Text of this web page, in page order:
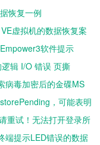
软
能正
的逻辑 I/O 错
裂…….错误
号: 824″的数
据库
恢复一例
虚拟机的数据恢复案
软件提示
辑 I/O 错误 页撕
病毒加密后的金碟MS
，可能表明
操作。
重试！无法打开登录所
端提示LED错误的数据